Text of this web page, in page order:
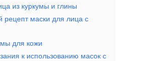
из куркумы и глины
рецепт маски для лица с
для кожи
к использованию масок с